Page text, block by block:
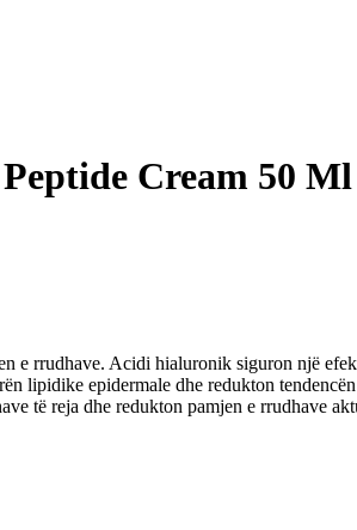
Cream 50
e rrudhave. Acidi hialuronik siguron një
lipidike epidermale dhe redukton
të reja dhe redukton pamjen e rrudhave